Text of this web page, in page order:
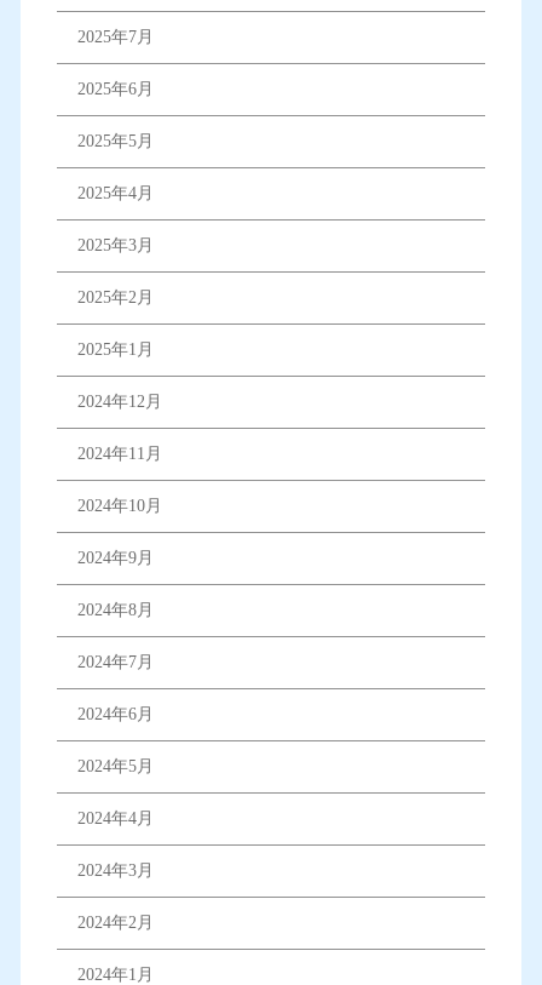
2025年7月
2025年6月
2025年5月
2025年4月
2025年3月
2025年2月
2025年1月
2024年12月
2024年11月
2024年10月
2024年9月
2024年8月
2024年7月
2024年6月
2024年5月
2024年4月
2024年3月
2024年2月
2024年1月